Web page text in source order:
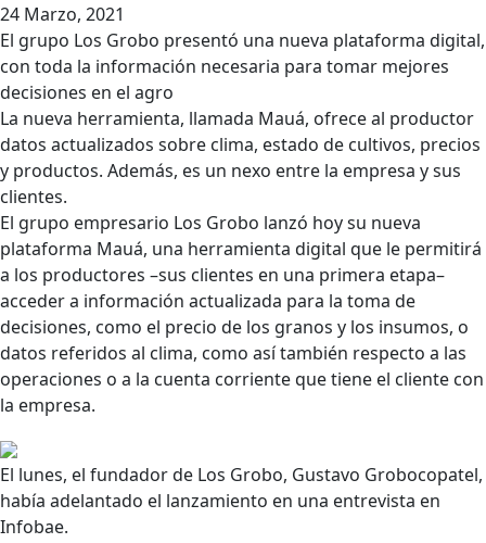
24 Marzo, 2021
El grupo Los Grobo presentó una nueva plataforma digital,
con toda la información necesaria para tomar mejores
decisiones en el agro
La nueva herramienta, llamada Mauá, ofrece al productor
datos actualizados sobre clima, estado de cultivos, precios
y productos. Además, es un nexo entre la empresa y sus
clientes.
El grupo empresario Los Grobo lanzó hoy su nueva
plataforma Mauá, una herramienta digital que le permitirá
a los productores –sus clientes en una primera etapa–
acceder a información actualizada para la toma de
decisiones, como el precio de los granos y los insumos, o
datos referidos al clima, como así también respecto a las
operaciones o a la cuenta corriente que tiene el cliente con
la empresa.
El lunes, el fundador de Los Grobo, Gustavo Grobocopatel,
había adelantado el lanzamiento en una entrevista en
Infobae.